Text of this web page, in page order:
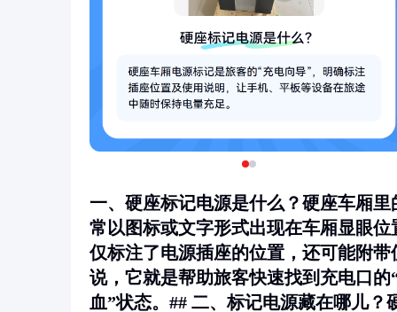
一、硬座标记电源是什么？硬座车厢
常以图标或文字形式出现在车厢显眼
仅标注了电源插座的位置，还可能附
说，它就是帮助旅客快速找到充电口
血”状态。## 二、标记电源藏在哪儿